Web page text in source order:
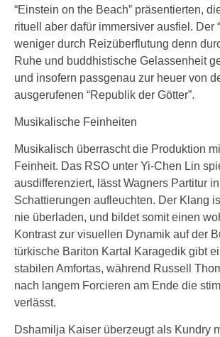
“Einstein on the Beach” präsentierten,
rituell aber dafür immersiver ausfiel. Der
weniger durch Reizüberflutung denn
Ruhe und buddhistische Gelassenheit
und insofern passgenau zur heuer von
ausgerufenen “Republik der Götter”.
Musikalische Feinheiten
Musikalisch überrascht die Produktion
Feinheit. Das RSO unter Yi-Chen Lin
ausdifferenziert, lässt Wagners Partitur
Schattierungen aufleuchten. Der Klang
nie überladen, und bildet somit einen
Kontrast zur visuellen Dynamik auf der
türkische Bariton Kartal Karagedik gibt
stabilen Amfortas, während Russell
nach langem Forcieren am Ende die
verlässt.
Dshamilja Kaiser überzeugt als Kundry